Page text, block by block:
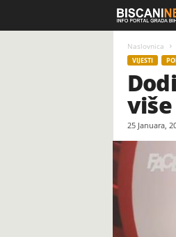
Naslovnica
VIJESTI
25 Januara,